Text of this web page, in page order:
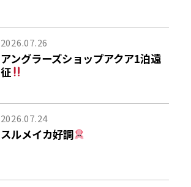
2026.07.26
アングラーズショップアクア1泊遠
征
2026.07.24
スルメイカ好調